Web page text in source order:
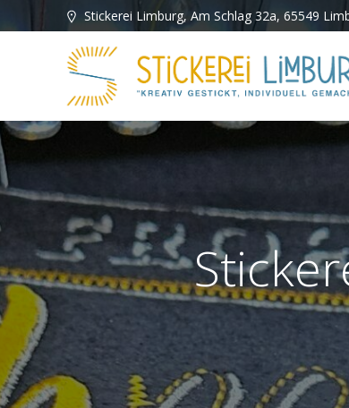
Inhalt
Stickerei Limburg, Am Schlag 32a, 65549